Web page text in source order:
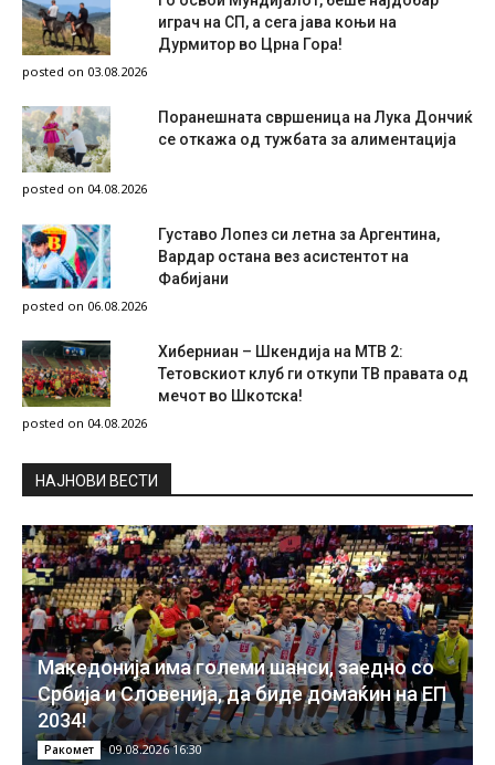
играч на СП, а сега јава коњи на
Дурмитор во Црна Гора!
posted on 03.08.2026
Поранешната свршеница на Лука Дончиќ
се откажа од тужбата за алиментација
posted on 04.08.2026
Густаво Лопез си летна за Аргентина,
Вардар остана вез асистентот на
Фабијани
posted on 06.08.2026
Хиберниан – Шкендија на МТВ 2:
Тетовскиот клуб ги откупи ТВ правата од
мечот во Шкотска!
posted on 04.08.2026
НAЈНОВИ ВЕСТИ
Македонија има големи шанси, заедно со
Србија и Словенија, да биде домаќин на ЕП
2034!
Ракомет 09.08.2026 16:30